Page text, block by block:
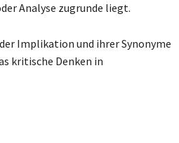
Analyse zugrunde liegt.
Implikation und ihrer Synonyme
kritische Denken in